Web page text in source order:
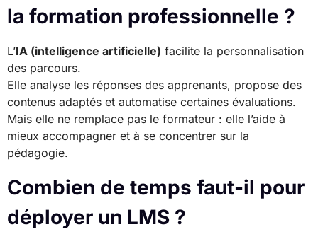
la formation professionnelle ?
L’IA (intelligence artificielle) facilite la personnalisation
des parcours.
Elle analyse les réponses des apprenants, propose des
contenus adaptés et automatise certaines évaluations.
Mais elle ne remplace pas le formateur : elle l’aide à
mieux accompagner et à se concentrer sur la
pédagogie.
Combien de temps faut-il pour
déployer un LMS ?